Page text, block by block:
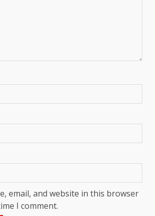
email, and website in this browser
I comment.